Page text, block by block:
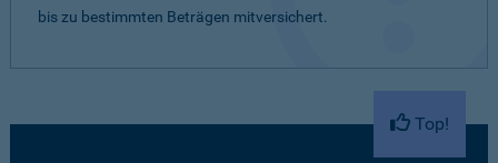
bis zu bestimmten Beträgen mitversichert.
Top!